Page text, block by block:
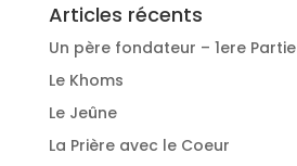
Articles récents
Un père fondateur – 1ere Partie
Le Khoms
Le Jeûne
La Prière avec le Coeur